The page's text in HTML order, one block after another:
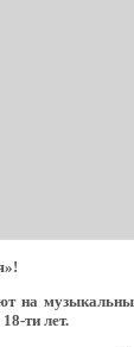
на
ти лет.